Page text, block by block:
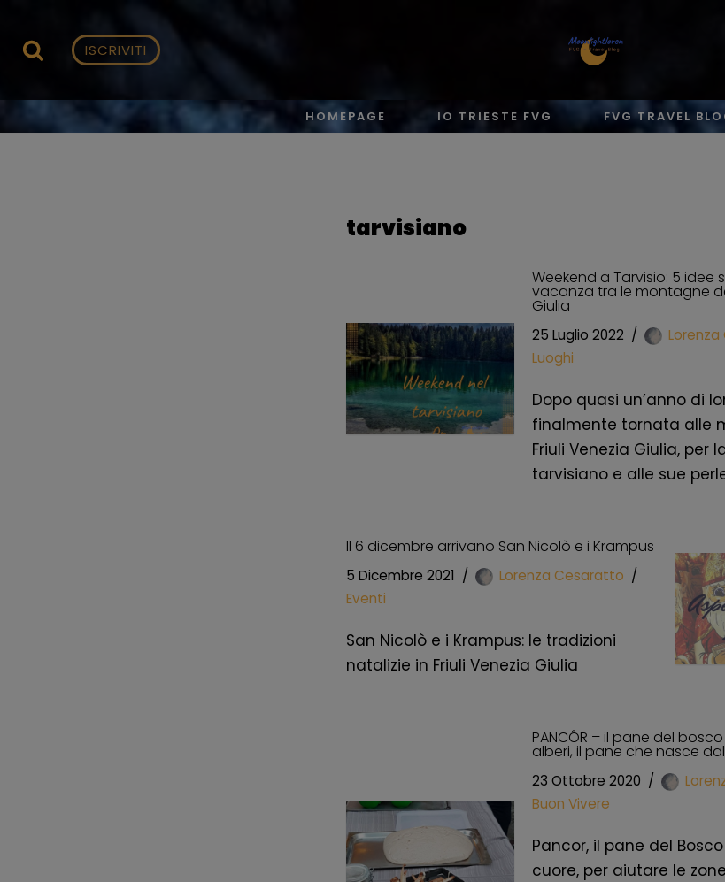
Vai
contenuto
ISCRIVITI
HOMEPAGE IO TRIESTE FVG FVG TRAVEL
tarvisiano
Weekend a Tarvisio: 5 idee
vacanza tra le montagne
Giulia
25 Luglio 2022
Luoghi
Dopo quasi un’anno di
finalmente tornata alle
Friuli Venezia Giulia, per
tarvisiano e alle sue
Il 6 dicembre arrivano San Nicolò e i Krampus
5 Dicembre 2021
Lorenza Cesaratto
Eventi
San Nicolò e i Krampus: le tradizioni
natalizie in Friuli Venezia Giulia
PANCÔR – il pane del
alberi, il pane che nasce
23 Ottobre 2020
Buon Vivere
Pancor, il pane del
cuore, per aiutare le